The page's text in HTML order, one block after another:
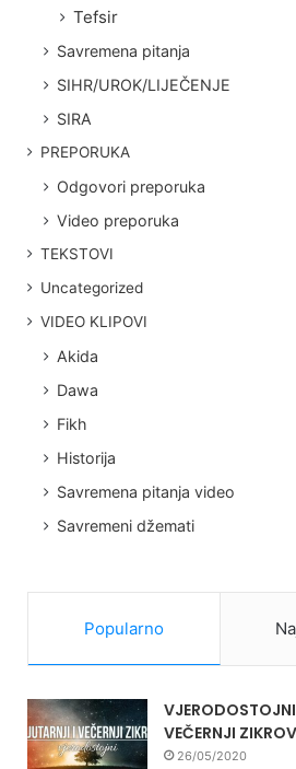
Tefsir
Savremena pitanja
SIHR/UROK/LIJEČENJE
SIRA
PREPORUKA
Odgovori preporuka
Video preporuka
TEKSTOVI
Uncategorized
VIDEO KLIPOVI
Akida
Dawa
Fikh
Historija
Savremena pitanja video
Savremeni džemati
Popularno
VEČERNJI
26/05/2020